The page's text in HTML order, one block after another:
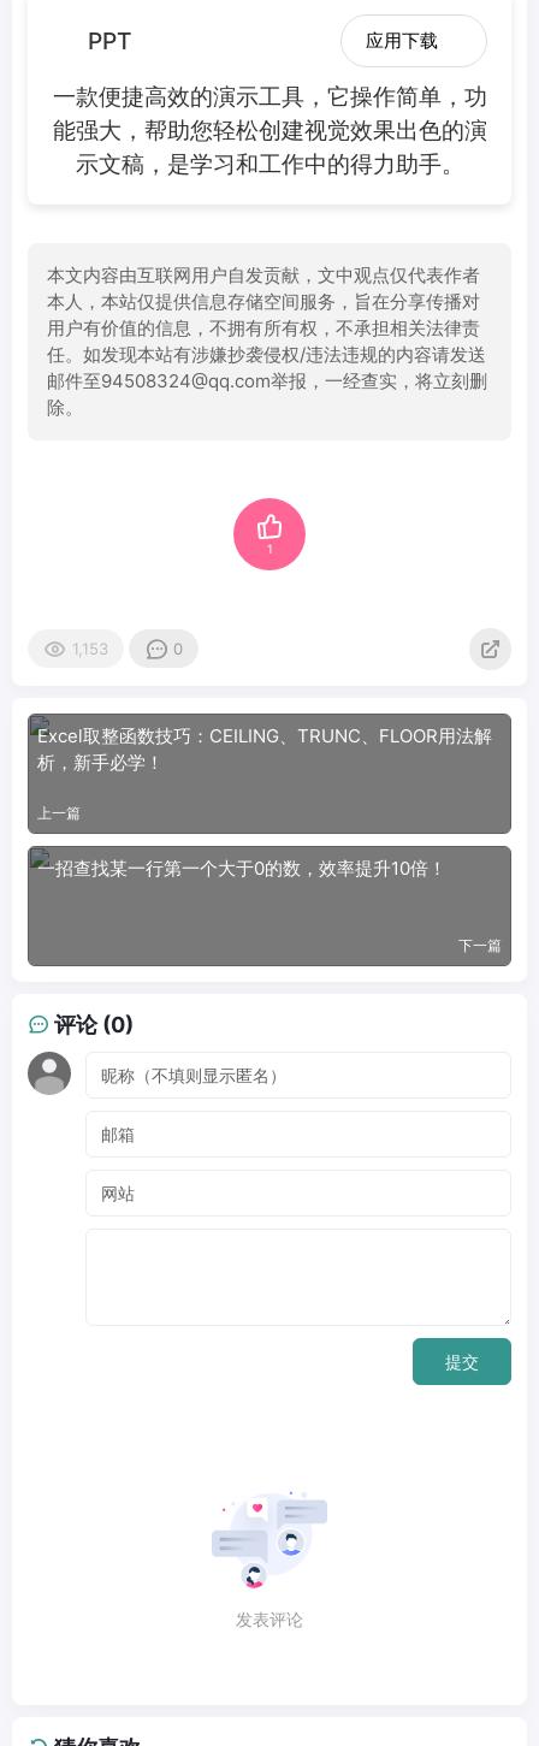
PPT 应用下载
一款便捷高效的演示工具，它操作简单，功
能强大，帮助您轻松创建视觉效果出色的演
示文稿，是学习和工作中的得力助手。
本文内容由互联网用户自发贡献，文中观点仅代表作者
本人，本站仅提供信息存储空间服务，旨在分享传播对
用户有价值的信息，不拥有所有权，不承担相关法律责
任。如发现本站有涉嫌抄袭侵权/违法违规的内容请发送
邮件至94508324@qq.com举报，一经查实，将立刻删
除。
1
1,153 0
Excel取整函数技巧：CEILING、TRUNC、FLOOR用法解
析，新手必学！
上一篇
一招查找某一行第一个大于0的数，效率提升10倍！
下一篇
评论 (0)
提交
发表评论